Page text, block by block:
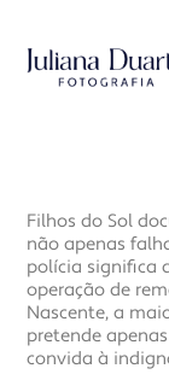
Filhos do Sol
não apenas
polícia significa
operação de
Nascente, a
pretende
convida à